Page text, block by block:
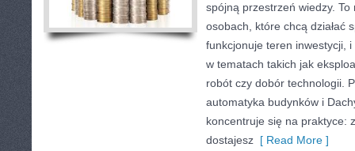
spójną przestrzeń wiedzy.
osobach, które chcą działać
funkcjonuje teren inwestycji,
w tematach takich jak
robót czy dobór technologii.
automatyka budynków i
koncentruje się na praktyce:
dostajesz [ Read More ]